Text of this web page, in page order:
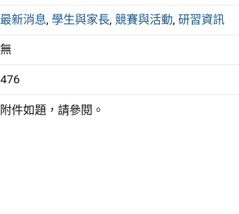
最新消息, 學生與家長, 競賽與活動, 研習資訊
無
476
附件如題，請參閱。